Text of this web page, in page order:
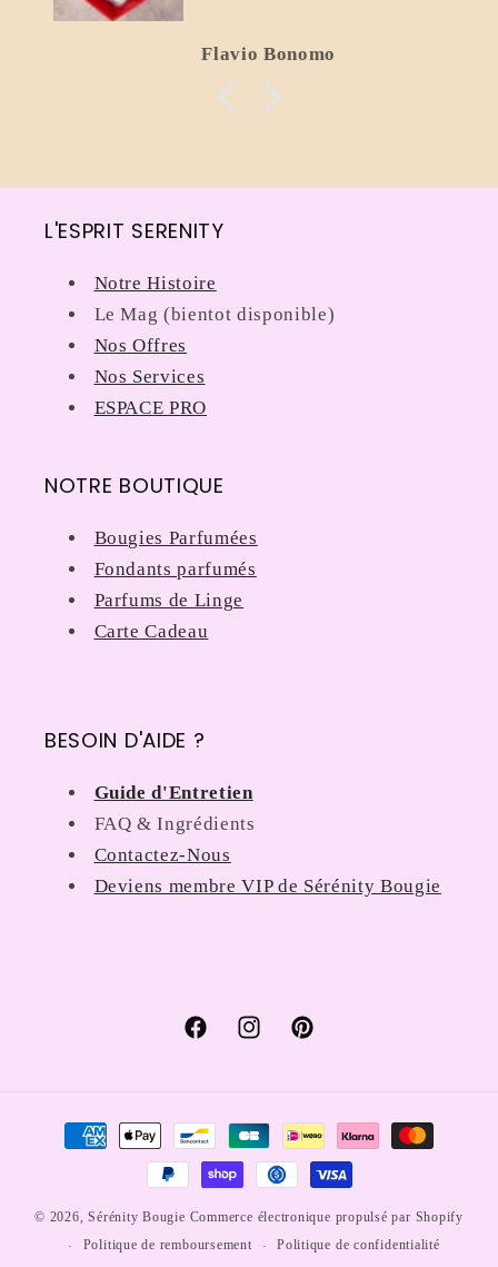
Flavio Bonomo
L'ESPRIT SERENITY
Notre Histoire
Le Mag (bientot disponible)
Nos Offres
Nos Services
ESPACE PRO
NOTRE BOUTIQUE
Bougies Parfumées
Fondants parfumés
Parfums de Linge
Carte Cadeau
BESOIN D'AIDE ?
Guide d'Entretien
FAQ & Ingrédients
Contactez-Nous
Deviens membre VIP de Sérénity Bougie
FacebookInstagramPinterest
Moyens
© 2026,Sérénity Bougie Commerce électronique propulsé par Shopify
Politique de remboursement
Politique de confidentialité